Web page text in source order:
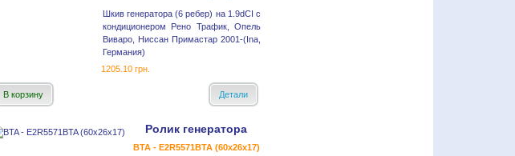
Шкив генератора (6 ребер) на 1.9dCI с
кондиционером Рено Трафик, Опель
Виваро, Ниссан Примастар 2001-(Ina,
Германия)
1205.10 грн.
В корзину Детали
Ролик генератора
BTA - E2R5571BTA (60x26x17)